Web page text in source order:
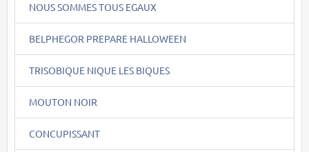
NOUS SOMMES TOUS EGAUX
BELPHEGOR PREPARE HALLOWEEN
TRISOBIQUE NIQUE LES BIQUES
MOUTON NOIR
CONCUPISSANT